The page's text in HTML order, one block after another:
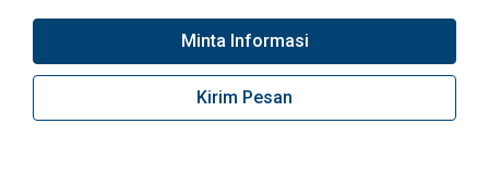
Minta Informasi
Kirim Pesan